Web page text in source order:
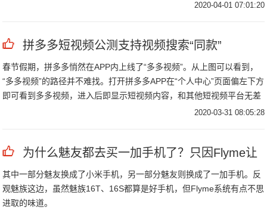
无到有，从小到大，发展成为一个跨区域、跨部门的特殊行业，正在向
2020-04-01 07:01:20
拼多多短视频公测支持视频搜索“同款”
春节假期，拼多多悄然在APP内上线了“多多视频”。从上图可以看到，
“多多视频”的路径并不难找。打开拼多多APP在“个人中心”页面偏左下方
即可看到多多视频，进入后即显示短视频内容，和其他短视频平台无差
异上下划可切换视频内容，使用体验和主流短视频APP也并无差别。
2020-03-31 08:05:28
为什么魅友都去买一加手机了？只因Flyme让
其中一部分魅友换成了小米手机，另一部分魅友则换成了一加手机。反
观魅族这边，虽然魅族16T、16S都算是好手机，但Flyme系统有点不思
进取的味道。